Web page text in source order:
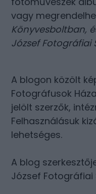
vagy
Könyvesboltban,
József Fotográfiai
A blogon közölt
Fotográfusok
jelölt szerzők,
Felhasználásuk
lehetséges.
A blog
József Fotográfiai